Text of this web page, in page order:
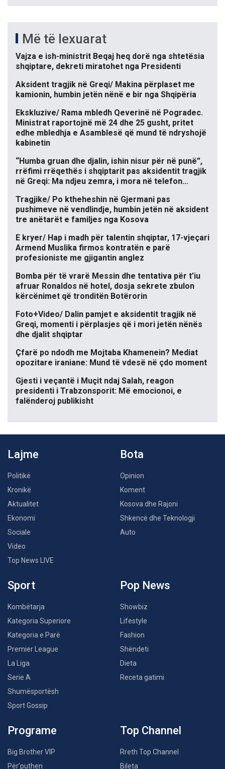
Më të lexuarat
Vajza e ish-ministrit Beqaj heq dorë nga shtetësia
shqiptare, dekreti miratohet nga Presidenti
Aksident tragjik në Greqi/ Makina përplaset me
kamionin, humbin jetën nënë e bir nga Shqipëria
Ekskluzive/ Rama mbledh Qeverinë në Pogradec.
Ministrat raportojnë më 24 dhe 25 gusht, pritet
edhe mbledhja e Asamblesë që mund të ndryshojë
kabinetin
“Humba gruan dhe djalin, ishin nisur për në punë”,
rrëfimi rrëqethës i shqiptarit pas aksidentit tragjik
në Greqi: Ma ndjeu zemra, i mora në telefon…
Tragjike/ Po ktheheshin në Gjermani pas
pushimeve në vendlindje, humbin jetën në aksident
tre anëtarët e familjes nga Kosova
E kryer/ Hap i madh për talentin shqiptar, 17-vjeçari
Armend Muslika firmos kontratën e parë
profesioniste me gjigantin anglez
Bomba për të vrarë Messin dhe tentativa për t’iu
afruar Ronaldos në hotel, dosja sekrete zbulon
kërcënimet që tronditën Botërorin
Foto+Video/ Dalin pamjet e aksidentit tragjik në
Greqi, momenti i përplasjes që i mori jetën nënës
dhe djalit shqiptar
Çfarë po ndodh me Mojtaba Khamenein? Mediat
opozitare iraniane: Mund të vdesë në çdo moment
Gjesti i veçantë i Muçit ndaj Salah, reagon
presidenti i Trabzonsporit: Më emocionoi, e
falënderoj publikisht
Lajme
Politikë
Kronikë
Aktualitet
Ekonomi
Sociale
Video
Top News LIVE
Bota
Opinion
Koment
Kosova dhe Rajoni
Shkencë dhe Teknologji
Auto
Sport
Kombëtarja
Kategoria Superiore
Kategoria e Parë
Premier League
La Liga
Serie A
Shumësportësh
Sport Gossip
Pop News
Showbiz
Lifestyle
Fashion
Shëndeti
Dieta
Receta gatimi
Programe
Big Brother VIP
Për’puthen
Top Channel
Rreth Top Channel
Bileta